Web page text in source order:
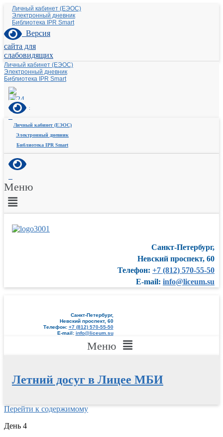
Личный кабинет (ЕЭОС)
Электронный дневник
Библиотека IPR Smart
Версия
сайта для
слабовидящих
Личный кабинет (ЕЭОС)
Электронный дневник
Библиотека IPR Smart
Личный кабинет (ЕЭОС)
Электронный дневник
Библиотека IPR Smart
Меню
Санкт-Петербург,
Невский проспект, 60
Телефон: +7 (812) 570-55-50
E-mail: info@liceum.su
Санкт-Петербург,
Невский проспект, 60
Телефон: +7 (812) 570-55-50
E-mail: info@liceum.su
Меню
Летний досуг в Лицее МБИ
Перейти к содержимому
День 4